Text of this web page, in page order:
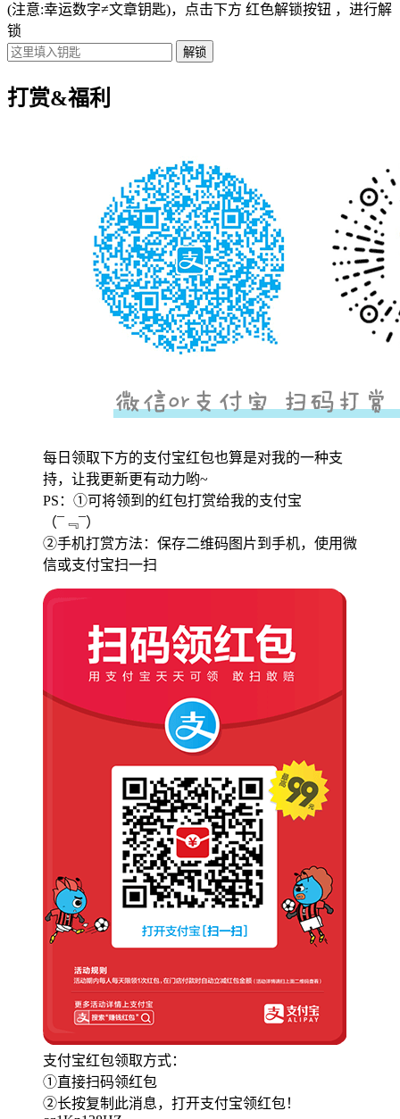
(注意:幸运数字≠文章钥匙)，点击下方 红色解锁按钮 ，进行解
锁
打赏&福利
每日领取下方的支付宝红包也算是对我的一种支
持，让我更新更有动力哟~
PS：①可将领到的红包打赏给我的支付宝
（¯﹃¯）
②手机打赏方法：保存二维码图片到手机，使用微
信或支付宝扫一扫
支付宝红包领取方式：
①直接扫码领红包
②长按复制此消息，打开支付宝领红包！